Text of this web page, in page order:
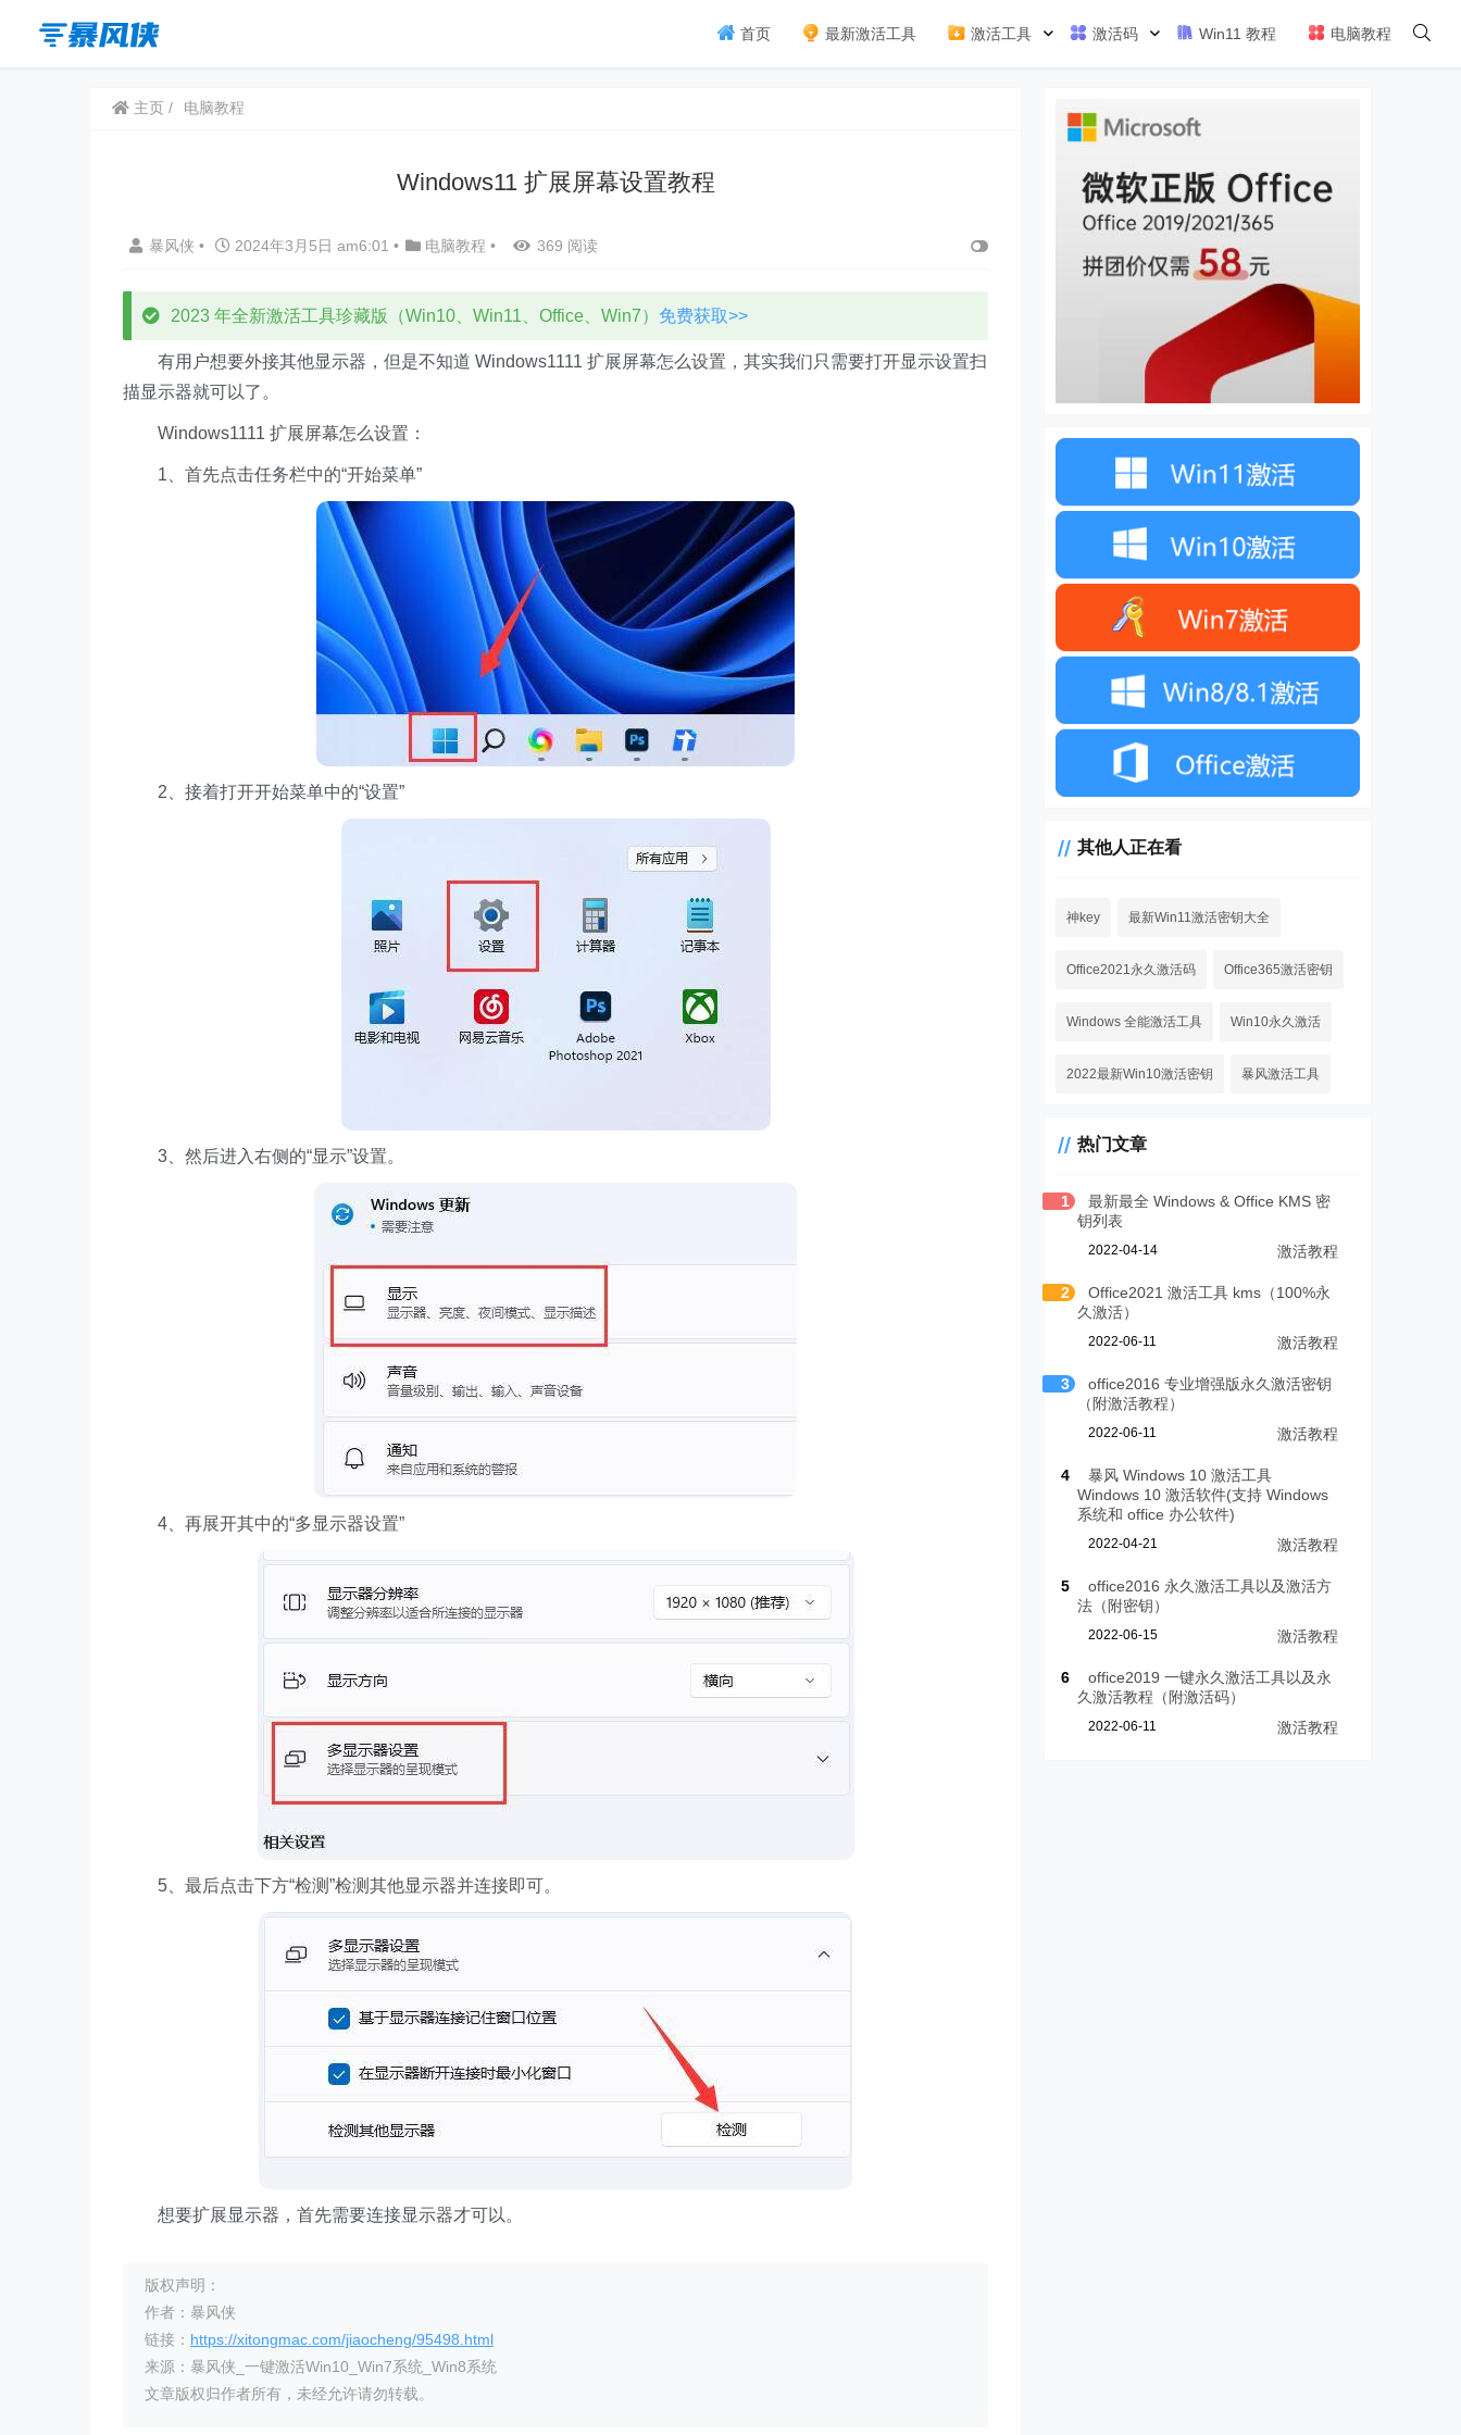
首页 最新激活工具 激活工具 激活码 Win11 教程 电脑教程
主页 电脑教程
Windows11 扩展屏幕设置教程
暴风侠 • 2024年3月5日 am6:01 • 电脑教程 • 369 阅读
2023 年全新激活工具珍藏版（Win10、Win11、Office、Win7） 免费获取>>
有用户想要外接其他显示器，但是不知道 Windows1111 扩展屏幕怎么设置，其实我们只需要打开显示设置扫
描显示器就可以了。
Windows1111 扩展屏幕怎么设置：
1、首先点击任务栏中的“开始菜单”
2、接着打开开始菜单中的“设置”
3、然后进入右侧的“显示”设置。
4、再展开其中的“多显示器设置”
5、最后点击下方“检测”检测其他显示器并连接即可。
想要扩展显示器，首先需要连接显示器才可以。
版权声明：
作者：暴风侠
链接： https://xitongmac.com/jiaocheng/95498.html
来源：暴风侠_一键激活Win10_Win7系统_Win8系统
文章版权归作者所有，未经允许请勿转载。
其他人正在看
神key 最新Win11激活密钥大全
Office2021永久激活码 Office365激活密钥
Windows 全能激活工具 Win10永久激活
2022最新Win10激活密钥 暴风激活工具
热门文章
1
最新最全 Windows & Office KMS 密
钥列表
2022-04-14 激活教程
2
Office2021 激活工具 kms（100%永
久激活）
2022-06-11 激活教程
3
office2016 专业增强版永久激活密钥
（附激活教程）
2022-06-11 激活教程
4
暴风 Windows 10 激活工具
Windows 10 激活软件(支持 Windows
系统和 office 办公软件)
2022-04-21 激活教程
5
office2016 永久激活工具以及激活方
法（附密钥）
2022-06-15 激活教程
6
office2019 一键永久激活工具以及永
久激活教程（附激活码）
2022-06-11 激活教程